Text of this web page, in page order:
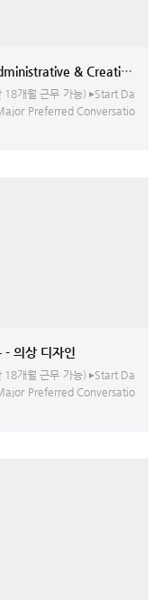
& Creative
개월 근무 가능) ▸Start Da
Preferred Conversatio
[ICDC 미국인턴 / CA ] 의류 제조 및 유통 - 의상 디자인
개월 근무 가능) ▸Start Da
Preferred Conversatio